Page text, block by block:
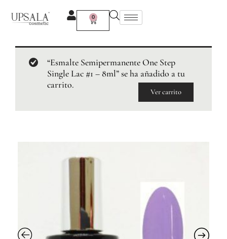
contenido
0
Carrito
“Esmalte Semipermanente One Step
Single Lac #1 – 8ml” se ha añadido a tu
carrito.
Ver carrito